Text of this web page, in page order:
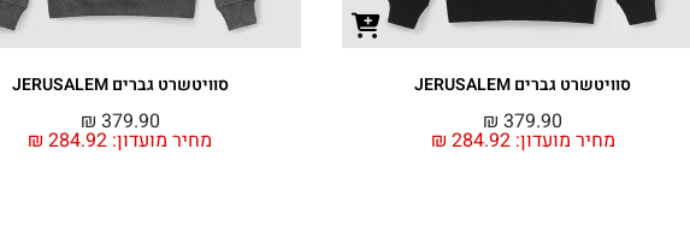
סוויטשרט גברים JERUSALEM
מחיר מועדון: ₪ 284.92
₪ 379.90
סוויטשרט גברים JERUSALEM
מחיר מועדון: ₪ 284.92
₪ 379.90